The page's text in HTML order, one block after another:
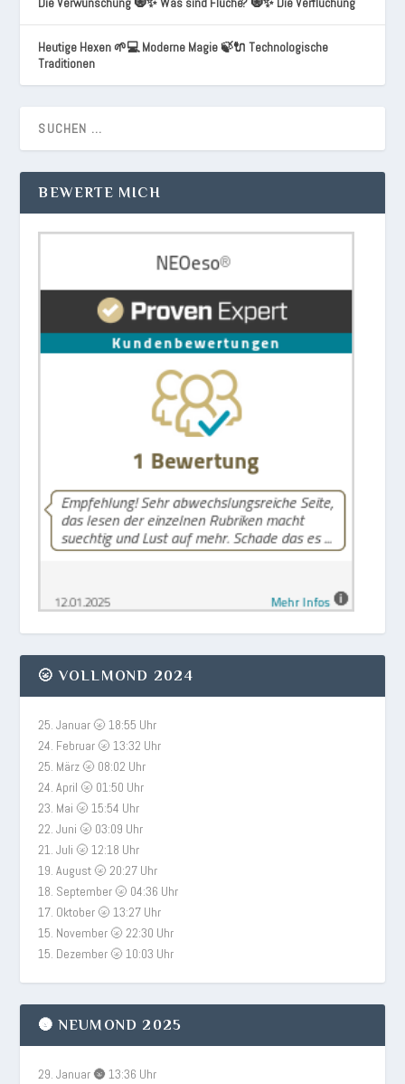
Heutige Hexen 🌱💻 Moderne Magie 🍃🔌 Technologische
Traditionen
BEWERTE MICH
🌝 VOLLMOND 2024
25. Januar 🌝 18:55 Uhr
24. Februar 🌝 13:32 Uhr
25. März 🌝 08:02 Uhr
24. April 🌝 01:50 Uhr
23. Mai 🌝 15:54 Uhr
22. Juni 🌝 03:09 Uhr
21. Juli 🌝 12:18 Uhr
19. August 🌝 20:27 Uhr
18. September 🌝 04:36 Uhr
17. Oktober 🌝 13:27 Uhr
15. November 🌝 22:30 Uhr
15. Dezember 🌝 10:03 Uhr
🌚 NEUMOND 2025
29. Januar 🌚 13:36 Uhr